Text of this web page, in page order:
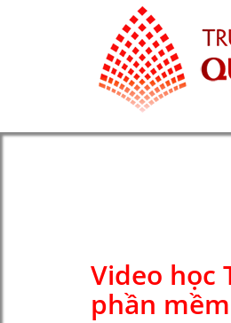
Video học
phần